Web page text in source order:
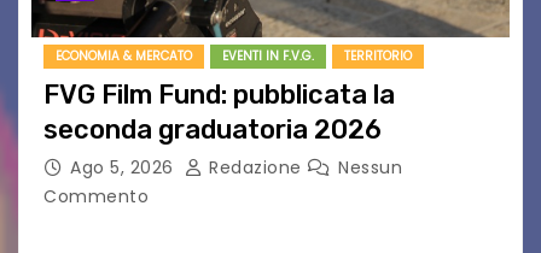
ECONOMIA & MERCATO EVENTI IN F.V.G. TERRITORIO
FVG Film Fund: pubblicata la
seconda graduatoria 2026
Ago 5, 2026 Redazione
Nessun
Commento